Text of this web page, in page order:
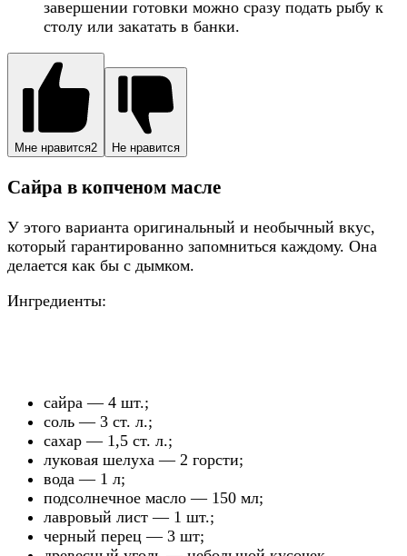
завершении готовки можно сразу подать рыбу к
столу или закатать в банки.
Мне нравится2 Не нравится
Сайра в копченом масле
У этого варианта оригинальный и необычный вкус,
который гарантированно запомниться каждому. Она
делается как бы с дымком.
Ингредиенты:
сайра — 4 шт.;
соль — 3 ст. л.;
сахар — 1,5 ст. л.;
луковая шелуха — 2 горсти;
вода — 1 л;
подсолнечное масло — 150 мл;
лавровый лист — 1 шт.;
черный перец — 3 шт;